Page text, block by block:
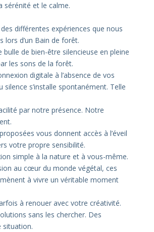
sérénité et le calme.
des différentes expériences que nous
lors d’un Bain de forêt.
bulle de bien-être silencieuse en pleine
les sons de la forêt.
digitale à l’absence de vos
silence s’installe spontanément. Telle
par notre présence. Notre
vous donnent accès à l’éveil
votre propre sensibilité.
simple à la nature et à vous-même.
au cœur du monde végétal, ces
à vivre un véritable moment
à renouer avec votre créativité.
sans les chercher. Des
situation.